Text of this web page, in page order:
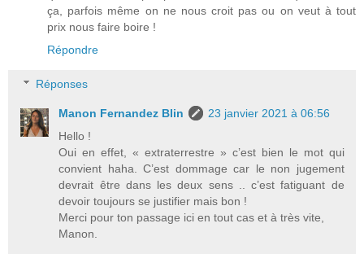
ça, parfois même on ne nous croit pas ou on veut à tout
prix nous faire boire !
Répondre
Réponses
Manon Fernandez Blin
23 janvier 2021 à 06:56
Hello !
Oui en effet, « extraterrestre » c’est bien le mot qui
convient haha. C’est dommage car le non jugement
devrait être dans les deux sens .. c’est fatiguant de
devoir toujours se justifier mais bon !
Merci pour ton passage ici en tout cas et à très vite,
Manon.